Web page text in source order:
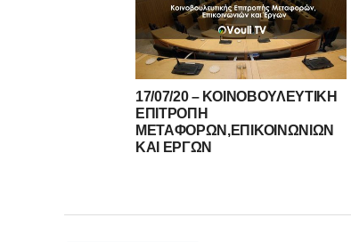
17/07/20 – ΚΟΙΝΟΒΟΥΛΕΥΤΙΚΗ
ΕΠΙΤΡΟΠΗ
ΜΕΤΑΦΟΡΩΝ,ΕΠΙΚΟΙΝΩΝΙΩΝ
ΚΑΙ ΕΡΓΩΝ